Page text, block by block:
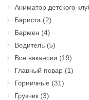
Аниматор детского
Бариста (2)
Бармен (4)
Водитель (5)
Все вакансии (19)
Главный повар (1)
Горничные (31)
Грузчик (3)